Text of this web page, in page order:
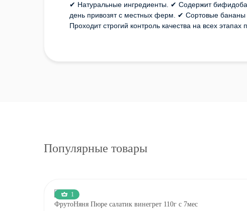
✔ Натуральные ингредиенты. ✔ Содержит
день привозят с местных ферм. ✔ Сортовые бананы
Проходит строгий контроль качества на всех этапах
Популярные товары
1
ФрутоНяня Пюре салатик винегрет 110г с 7мес